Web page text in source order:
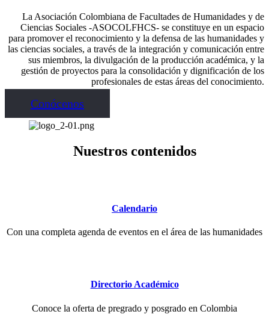
La Asociación Colombiana de Facultades de Humanidades y de
Ciencias Sociales -ASOCOLFHCS- se constituye en un espacio
para promover el reconocimiento y la defensa de las humanidades y
las ciencias sociales, a través de la integración y comunicación entre
sus miembros, la divulgación de la producción académica, y la
gestión de proyectos para la consolidación y dignificación de los
profesionales de estas áreas del conocimiento.
Conócenos
Nuestros contenidos
Calendario
Con una completa agenda de eventos en el área de las humanidades
Directorio Académico
Conoce la oferta de pregrado y posgrado en Colombia